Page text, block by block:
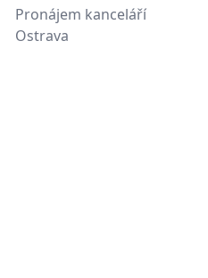
Pronájem kanceláří
Ostrava